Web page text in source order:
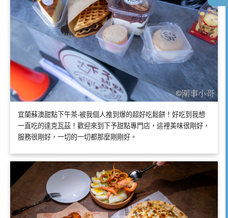
宜蘭蘇澳甜點下午茶-被我個人推到爆的超好吃鬆餅！好吃到我想
一直吃的達克瓦茲！歡迎來到下予甜點專門店，這裡美味很剛好，
服務很剛好，一切的一切都那麼剛剛好。